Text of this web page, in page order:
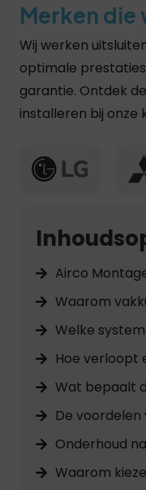
Merken die
Wij werken
optimale
garantie. Ontdek
installeren bij onze
Airco Montage –
Waarom
Welke
Hoe verloopt een
Wat bepaalt
De voordelen van
Onderhoud na de
Waarom kiezen